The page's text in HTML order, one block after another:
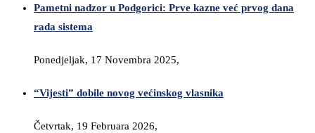
Pametni nadzor u Podgorici: Prve kazne već prvog dana
rada sistema
Ponedjeljak, 17 Novembra 2025,
“Vijesti” dobile novog većinskog vlasnika
Četvrtak, 19 Februara 2026,